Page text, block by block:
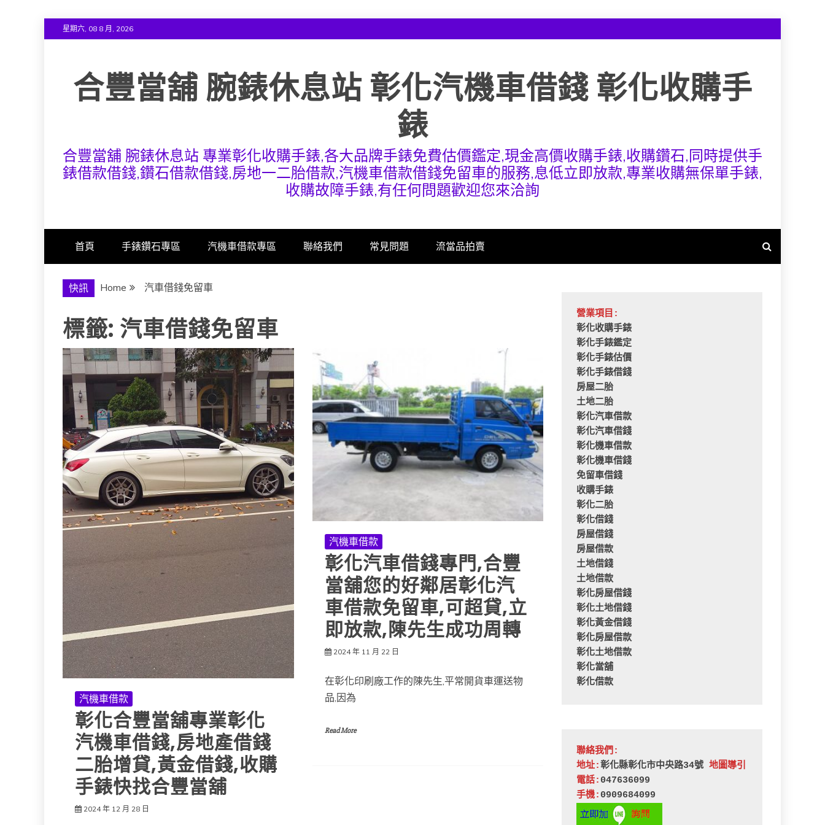
to
星期六, 08 8 月, 2026
合豐當舖 腕錶休息站 彰化汽機車借錢 彰化收購手
錶
合豐當舖 腕錶休息站 專業彰化收購手錶,各大品牌手錶免費估價鑑定,現金高價收購手錶,收購鑽石,同時提供手
錶借款借錢,鑽石借款借錢,房地一二胎借款,汽機車借款借錢免留車的服務,息低立即放款,專業收購無保單手錶,
收購故障手錶,有任何問題歡迎您來洽詢
首頁 手錶鑽石專區 汽機車借款專區 聯絡我們 常見問題 流當品拍賣
快訊 Home 汽車借錢免留車
標籤: 汽車借錢免留車
汽機車借款
彰化合豐當舖專業彰化
汽機車借錢,房地產借錢
二胎增貸,黃金借錢,收購
手錶快找合豐當舖
2024 年 12 月 28 日
汽機車借款
彰化汽車借錢專門,合豐
當舖您的好鄰居彰化汽
車借款免留車,可超貸,立
即放款,陳先生成功周轉
2024 年 11 月 22 日
在彰化印刷廠工作的陳先生,平常開貨車運送物
品,因為
Read More
營業項目:
彰化收購手錶
彰化手錶鑑定
彰化手錶估價
彰化手錶借錢
房屋二胎
土地二胎
彰化汽車借款
彰化汽車借錢
彰化機車借款
彰化機車借錢
免留車借錢
收購手錶
彰化二胎
彰化借錢
房屋借錢
房屋借款
土地借錢
土地借款
彰化房屋借錢
彰化土地借錢
彰化黃金借錢
彰化房屋借款
彰化土地借款
彰化當舖
彰化借款
聯絡我們:
地址:彰化縣彰化市中央路34號 地圖導引
電話: 047636099
手機: 0909684099